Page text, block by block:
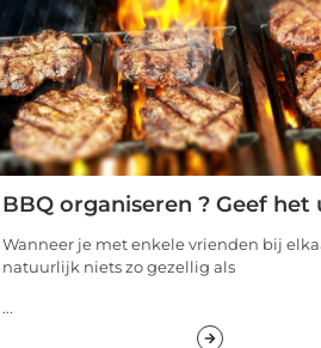
BBQ organiseren ? Geef het
Wanneer je met enkele vrienden bij
natuurlijk niets zo gezellig als
...